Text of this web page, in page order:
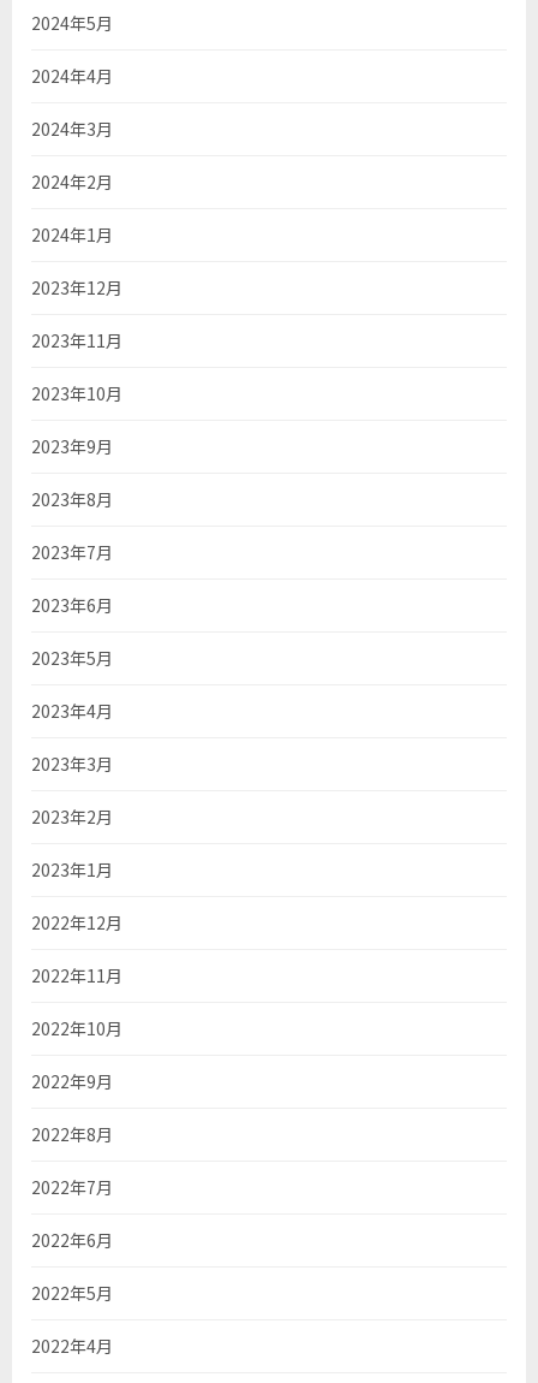
2024年5月
2024年4月
2024年3月
2024年2月
2024年1月
2023年12月
2023年11月
2023年10月
2023年9月
2023年8月
2023年7月
2023年6月
2023年5月
2023年4月
2023年3月
2023年2月
2023年1月
2022年12月
2022年11月
2022年10月
2022年9月
2022年8月
2022年7月
2022年6月
2022年5月
2022年4月